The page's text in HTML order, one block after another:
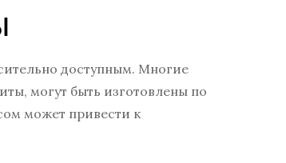
доступным. Многие
могут быть изготовлены по
может привести к